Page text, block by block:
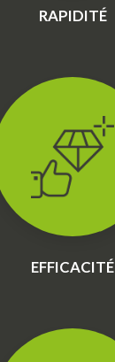
RAPIDITÉ
EFFICACITÉ